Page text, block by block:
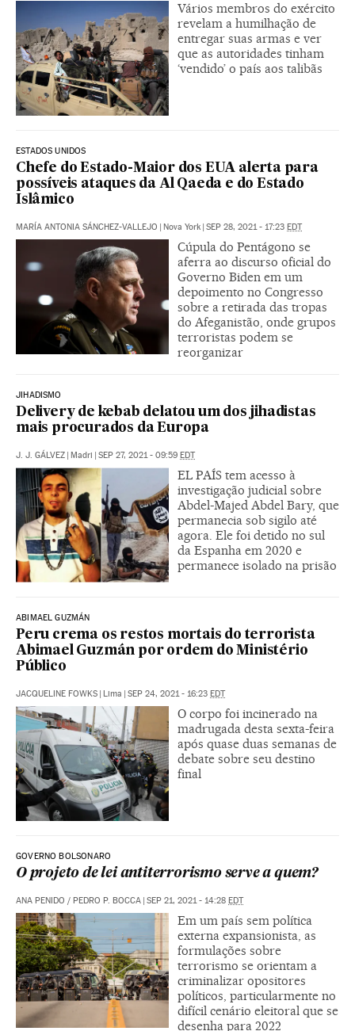
Vários membros do exército
revelam a humilhação de
entregar suas armas e ver
que as autoridades tinham
‘vendido’ o país aos talibãs
ESTADOS UNIDOS
Chefe do Estado-Maior dos EUA alerta para
possíveis ataques da Al Qaeda e do Estado
Islâmico
MARÍA ANTONIA SÁNCHEZ-VALLEJO Nova York SEP 28, 2021 - 17:23 EDT
Cúpula do Pentágono se
aferra ao discurso oficial do
Governo Biden em um
depoimento no Congresso
sobre a retirada das tropas
do Afeganistão, onde grupos
terroristas podem se
reorganizar
JIHADISMO
Delivery de kebab delatou um dos jihadistas
mais procurados da Europa
J. J. GÁLVEZ Madri SEP 27, 2021 - 09:59 EDT
EL PAÍS tem acesso à
investigação judicial sobre
Abdel-Majed Abdel Bary, que
permanecia sob sigilo até
agora. Ele foi detido no sul
da Espanha em 2020 e
permanece isolado na prisão
ABIMAEL GUZMÁN
Peru crema os restos mortais do terrorista
Abimael Guzmán por ordem do Ministério
Público
JACQUELINE FOWKS | Lima | SEP 24, 2021 - 16:23 EDT
O corpo foi incinerado na
madrugada desta sexta-feira
após quase duas semanas de
debate sobre seu destino
final
GOVERNO BOLSONARO
O projeto de lei antiterrorismo serve a quem?
ANA PENIDO / PEDRO P. BOCCA | SEP 21, 2021 - 14:28 EDT
Em um país sem política
externa expansionista, as
formulações sobre
terrorismo se orientam a
criminalizar opositores
políticos, particularmente no
difícil cenário eleitoral que se
desenha para 2022